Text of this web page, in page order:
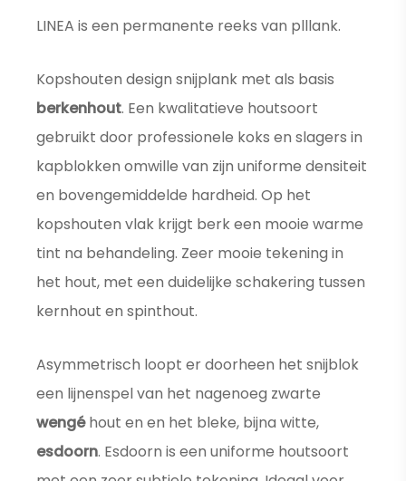
LINEA is een permanente reeks van plllank.
Kopshouten design snijplank met als basis
berkenhout. Een kwalitatieve houtsoort
gebruikt door professionele koks en slagers in
kapblokken omwille van zijn uniforme densiteit
en bovengemiddelde hardheid. Op het
kopshouten vlak krijgt berk een mooie warme
tint na behandeling. Zeer mooie tekening in
het hout, met een duidelijke schakering tussen
kernhout en spinthout.
Asymmetrisch loopt er doorheen het snijblok
een lijnenspel van het nagenoeg zwarte
wengéhout en en het bleke, bijna witte,
esdoorn. Esdoorn is een uniforme houtsoort